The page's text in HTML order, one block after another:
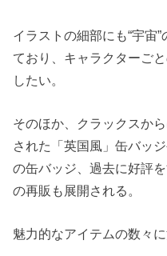
イラストの細部にも“宇宙
ており、キャラクターご
したい。
そのほか、クラックスか
された「英国風」缶バッ
の缶バッジ、過去に好評
の再販も展開される。
魅力的なアイテムの数々